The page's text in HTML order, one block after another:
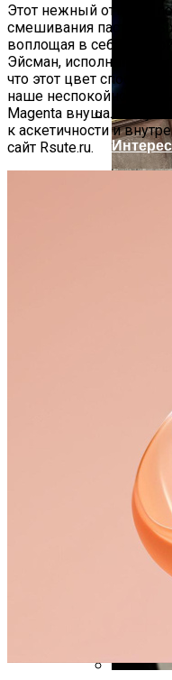
Самая
Этот нежный оттенок
смешивания
воплощая в себе
Эйсман,
что этот цвет способен
наше неспокойное
Magenta внушал силу и
к аскетичности и
сайт Rsute.ru.